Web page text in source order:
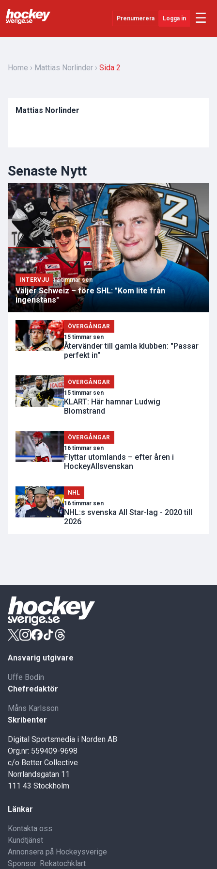
Prenumerera Logga in ☰
YouTube
Evenemang
Home Mattias Norlinder Sida 2
Mattias Norlinder
Senaste Nytt
INTERVJU 12 timmar sen
Väljer Schweiz – före SHL: "Kom lite från
ingenstans"
ÖVERGÅNGAR
15 timmar sen
Återvänder till gamla klubben: "Passar
perfekt in"
ÖVERGÅNGAR
15 timmar sen
KLART: Här hamnar Ludwig
Blomstrand
ÖVERGÅNGAR
16 timmar sen
Flyttar utomlands – efter åren i
HockeyAllsvenskan
NHL
16 timmar sen
NHL:s svenska All Star-lag - 2020 till
2026
Ansvarig utgivare
Uffe Bodin
Chefredaktör
Måns Karlsson
Skribenter
Digital Sportsmedia i Norden AB
Org.nr: 559409-9698
c/o Better Collective
Norrlandsgatan 11
111 43 Stockholm
Länkar
Kontakta oss
Kundtjänst
Annonsera på Hockeysverige
Sponsor: Rekatochklart